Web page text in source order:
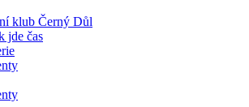
klub Černý Důl
jde čas